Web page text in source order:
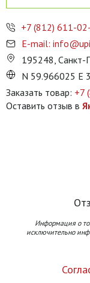
+7 (812) 611-
E-mail:
195248, Санкт-
N 59.966025 E
Заказать товар: +7
Оставить отзыв в
Информация о
исключительно